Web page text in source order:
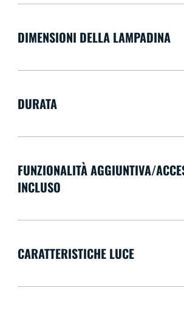
DIMENSIONI DELLA LAMPADINA
DURATA
FUNZIONALITÀ AGGIUNTIVA/
INCLUSO
CARATTERISTICHE LUCE